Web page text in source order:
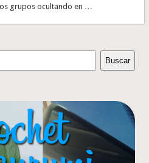
grupos ocultando en …
Buscar